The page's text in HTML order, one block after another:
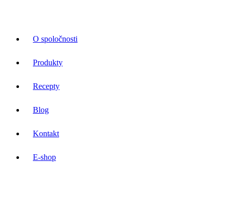
O spoločnosti
Produkty
Recepty
Blog
Kontakt
E-shop